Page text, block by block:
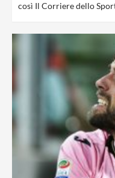
così Il Corriere dello